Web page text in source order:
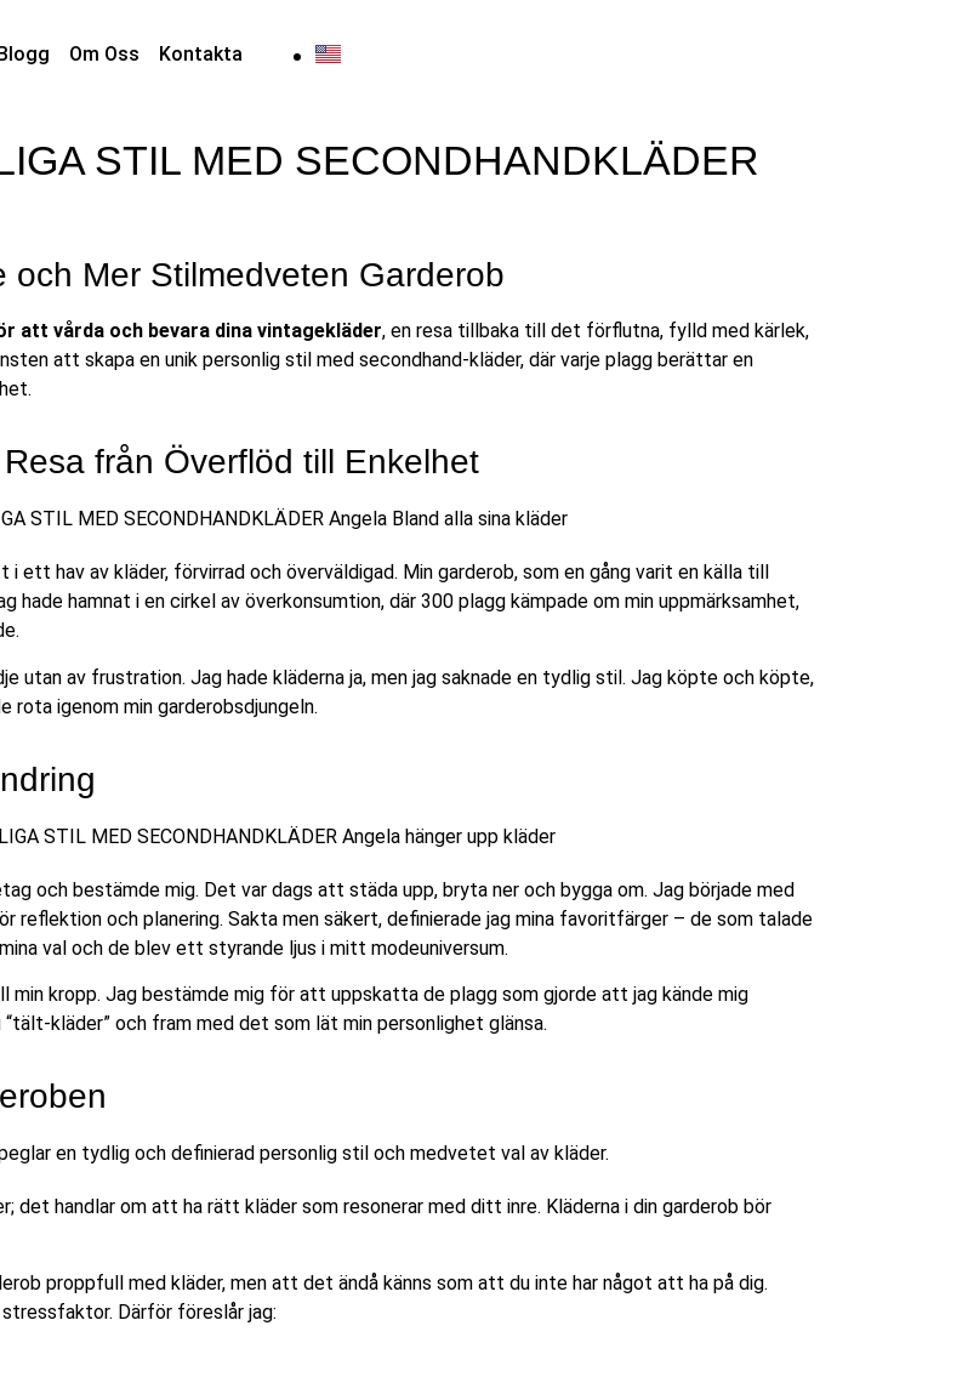
Om Oss Kontakta
STIL MED SECONDHANDKLÄDER
och Mer Stilmedveten Garderob
att vårda och bevara dina vintagekläder, en resa tillbaka till det förflutna, fylld med kärlek,
att skapa en unik personlig stil med secondhand-kläder, där varje plagg berättar en
från Överflöd till Enkelhet
ett hav av kläder, förvirrad och överväldigad. Min garderob, som en gång varit en källa till
hade hamnat i en cirkel av överkonsumtion, där 300 plagg kämpade om min uppmärksamhet,
utan av frustration. Jag hade kläderna ja, men jag saknade en tydlig stil. Jag köpte och köpte,
rota igenom min garderobsdjungeln.
och bestämde mig. Det var dags att städa upp, bryta ner och bygga om. Jag började med
reflektion och planering. Sakta men säkert, definierade jag mina favoritfärger – de som talade
val och de blev ett styrande ljus i mitt modeuniversum.
min kropp. Jag bestämde mig för att uppskatta de plagg som gjorde att jag kände mig
kläder” och fram med det som lät min personlighet glänsa.
det handlar om att ha rätt kläder som resonerar med ditt inre. Kläderna i din garderob bör
proppfull med kläder, men att det ändå känns som att du inte har något att ha på dig.
Därför föreslår jag: